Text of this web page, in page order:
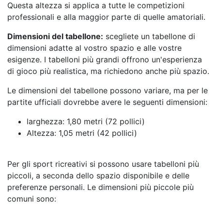
Questa altezza si applica a tutte le competizioni
professionali e alla maggior parte di quelle amatoriali.
Dimensioni del tabellone: scegliete un tabellone di
dimensioni adatte al vostro spazio e alle vostre
esigenze. I tabelloni più grandi offrono un'esperienza
di gioco più realistica, ma richiedono anche più spazio.
Le dimensioni del tabellone possono variare, ma per le
partite ufficiali dovrebbe avere le seguenti dimensioni:
larghezza: 1,80 metri (72 pollici)
Altezza: 1,05 metri (42 pollici)
Per gli sport ricreativi si possono usare tabelloni più
piccoli, a seconda dello spazio disponibile e delle
preferenze personali. Le dimensioni più piccole più
comuni sono: